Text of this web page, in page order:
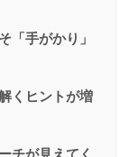
「手がかり」
くヒントが増